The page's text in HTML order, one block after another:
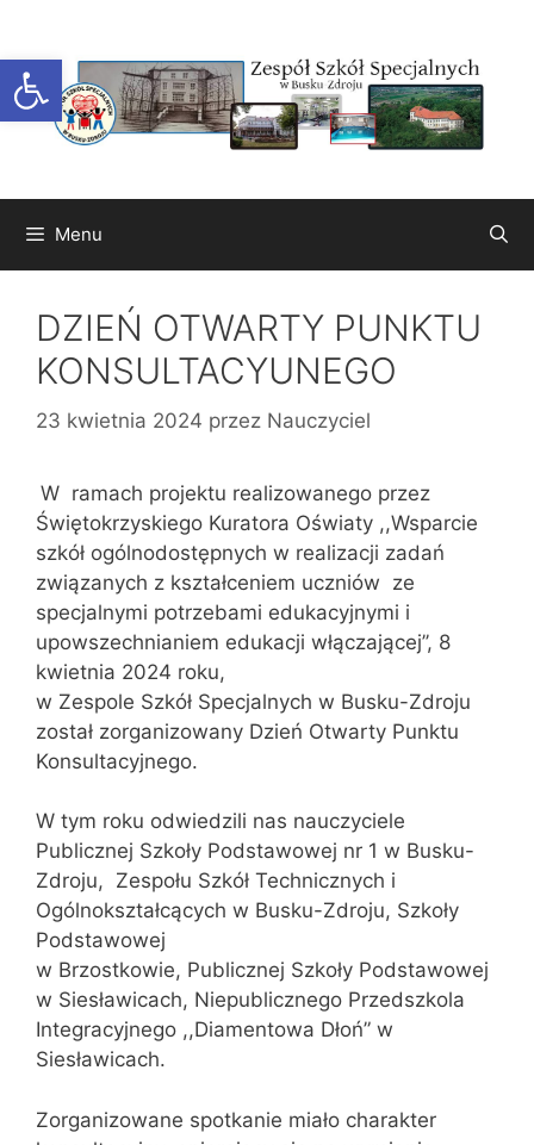
Otwórz pasek narzędzi
treści
Menu
DZIEŃ OTWARTY PUNKTU
KONSULTACYUNEGO
23 kwietnia 2024 przez Nauczyciel
W ramach projektu realizowanego przez
Świętokrzyskiego Kuratora Oświaty ,,Wsparcie
szkół ogólnodostępnych w realizacji zadań
związanych z kształceniem uczniów ze
specjalnymi potrzebami edukacyjnymi i
upowszechnianiem edukacji włączającej’’, 8
kwietnia 2024 roku,
w Zespole Szkół Specjalnych w Busku-Zdroju
został zorganizowany Dzień Otwarty Punktu
Konsultacyjnego.
W tym roku odwiedzili nas nauczyciele
Publicznej Szkoły Podstawowej nr 1 w Busku-
Zdroju, Zespołu Szkół Technicznych i
Ogólnokształcących w Busku-Zdroju, Szkoły
Podstawowej
w Brzostkowie, Publicznej Szkoły Podstawowej
w Siesławicach, Niepublicznego Przedszkola
Integracyjnego ,,Diamentowa Dłoń” w
Siesławicach.
Zorganizowane spotkanie miało charakter